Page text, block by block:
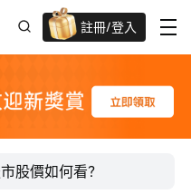
註冊/登入
迎新驚喜賞 股票/BTC等任你揀!
股價如何看？